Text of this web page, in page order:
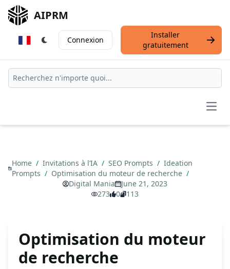
AIPRM
Connexion
Installer
gratuitement
Home / Invitations à l’IA / SEO Prompts / Ideation
Prompts / Optimisation du moteur de recherche /
Digital Mania
June 21, 2023
273
0 113
Optimisation du moteur
de recherche